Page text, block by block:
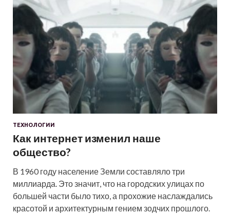
ТЕХНОЛОГИИ
Как интернет изменил наше
общество?
В 1960 году население Земли составляло три
миллиарда. Это значит, что на городских улицах по
большей части было тихо, а прохожие наслаждались
красотой и архитектурным гением зодчих прошлого.